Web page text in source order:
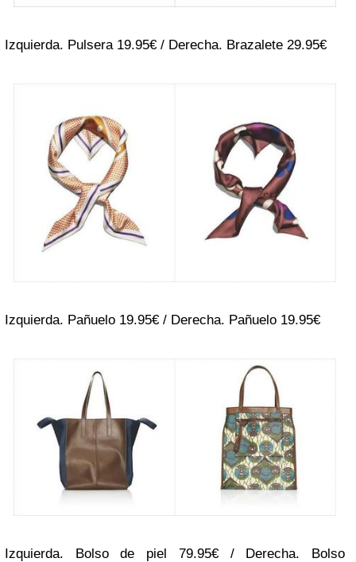
Izquierda. Pulsera 19.95€ / Derecha. Brazalete 29.95€
Izquierda. Pañuelo 19.95€ / Derecha. Pañuelo 19.95€
Izquierda. Bolso de piel 79.95€ / Derecha. Bolso